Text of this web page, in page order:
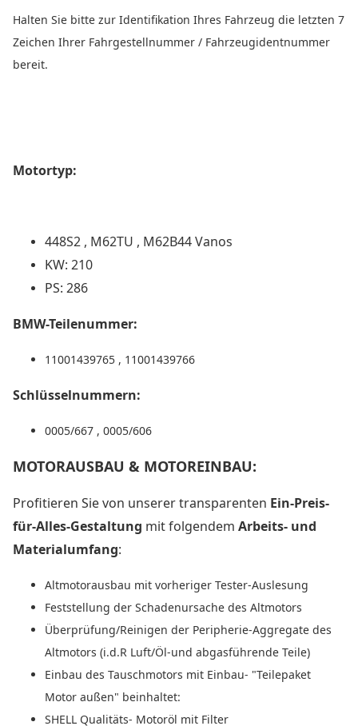
Halten Sie bitte zur Identifikation Ihres Fahrzeug die letzten 7
Zeichen Ihrer Fahrgestellnummer / Fahrzeugidentnummer
bereit.
Motortyp:
448S2 , M62TU , M62B44 Vanos
KW: 210
PS: 286
BMW-Teilenummer:
11001439765 , 11001439766
Schlüsselnummern:
0005/667 , 0005/606
MOTORAUSBAU & MOTOREINBAU:
Profitieren Sie von unserer transparenten Ein-Preis-
für-Alles-Gestaltung mit folgendem Arbeits- und
Materialumfang:
Altmotorausbau mit vorheriger Tester-Auslesung
Feststellung der Schadenursache des Altmotors
Überprüfung/Reinigen der Peripherie-Aggregate des
Altmotors (i.d.R Luft/Öl-und abgasführende Teile)
Einbau des Tauschmotors mit Einbau- "Teilepaket
Motor außen" beinhaltet:
SHELL Qualitäts- Motoröl mit Filter